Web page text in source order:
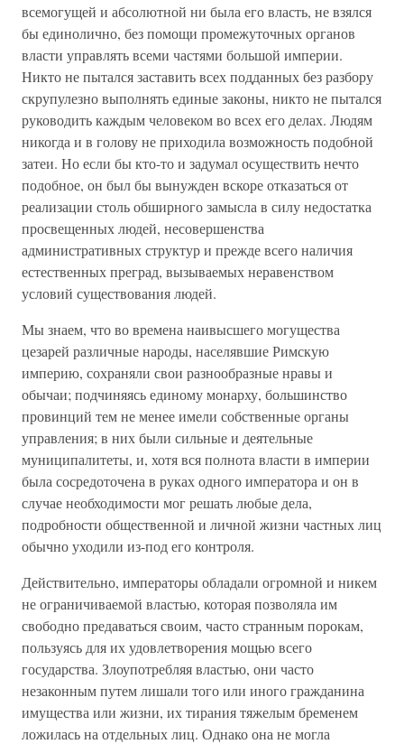
всемогущей и абсолютной ни была его власть, не взялся
бы единолично, без помощи промежуточных органов
власти управлять всеми частями большой империи.
Никто не пытался заставить всех подданных без разбору
скрупулезно выполнять единые законы, никто не пытался
руководить каждым человеком во всех его делах. Людям
никогда и в голову не приходила возможность подобной
затеи. Но если бы кто-то и задумал осуществить нечто
подобное, он был бы вынужден вскоре отказаться от
реализации столь обширного замысла в силу недостатка
просвещенных людей, несовершенства
административных структур и прежде всего наличия
естественных преград, вызываемых неравенством
условий существования людей.
Мы знаем, что во времена наивысшего могущества
цезарей различные народы, населявшие Римскую
империю, сохраняли свои разнообразные нравы и
обычаи; подчиняясь единому монарху, большинство
провинций тем не менее имели собственные органы
управления; в них были сильные и деятельные
муниципалитеты, и, хотя вся полнота власти в империи
была сосредоточена в руках одного императора и он в
случае необходимости мог решать любые дела,
подробности общественной и личной жизни частных лиц
обычно уходили из-под его контроля.
Действительно, императоры обладали огромной и никем
не ограничиваемой властью, которая позволяла им
свободно предаваться своим, часто странным порокам,
пользуясь для их удовлетворения мощью всего
государства. Злоупотребляя властью, они часто
незаконным путем лишали того или иного гражданина
имущества или жизни, их тирания тяжелым бременем
ложилась на отдельных лиц. Однако она не могла